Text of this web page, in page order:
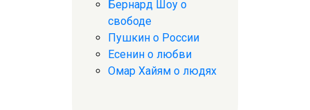
Бернард Шоу о
свободе
Пушкин о России
Есенин о любви
Омар Хайям о людях